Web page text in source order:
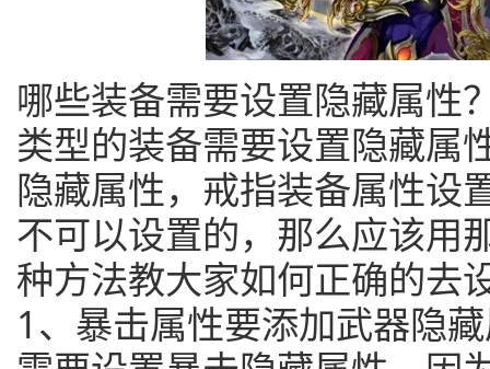
哪些装备需要设置隐藏属性
类型的装备需要设置隐藏属
隐藏属性，戒指装备属性设
不可以设置的，那么应该用
种方法教大家如何正确的去
1、暴击属性要添加武器隐